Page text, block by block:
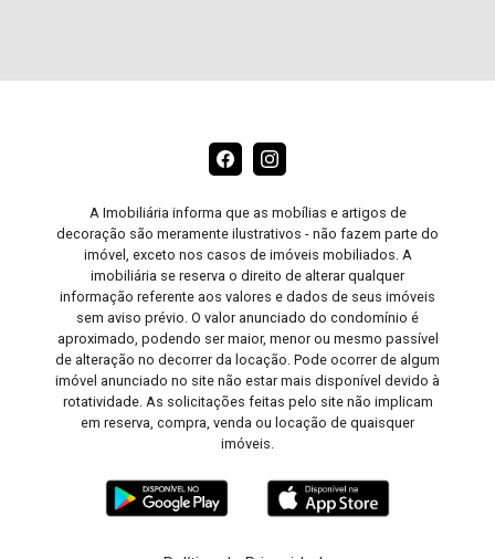
A Imobiliária informa que as mobílias e artigos de
decoração são meramente ilustrativos - não fazem parte do
imóvel, exceto nos casos de imóveis mobiliados. A
imobiliária se reserva o direito de alterar qualquer
informação referente aos valores e dados de seus imóveis
sem aviso prévio. O valor anunciado do condomínio é
aproximado, podendo ser maior, menor ou mesmo passível
de alteração no decorrer da locação. Pode ocorrer de algum
imóvel anunciado no site não estar mais disponível devido à
rotatividade. As solicitações feitas pelo site não implicam
em reserva, compra, venda ou locação de quaisquer
imóveis.